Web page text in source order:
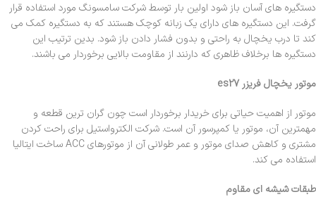
دستگیره های آسان باز شود اولین بار توسط شرکت سامسونگ مورد استفاده قرار
گرفت. این دستگیره های دارای یک زبانه کوچک هستند که به دستگیره کمک می
کند تا درب یخچال به راحتی و بدون فشار دادن باز شود. بدین ترتیب این
دستگیره ها برخلاف ظاهری که دارنند از مقاومت بالایی برخوردار می باشند.
موتور یخچال فریزر es27
موتور از اهمیت حیاتی برای خریدار برخوردار است چون گران ترین قطعه و
مهمترین آن، موتور یا کمپرسور آن است. شرکت الکترواستیل برای راحت کردن
مشتری و کاهش صدای موتور و عمر طولانی آن از موتورهای ACC ساخت ایتالیا
استفاده می کند.
طبقات شیشه ای مقاوم